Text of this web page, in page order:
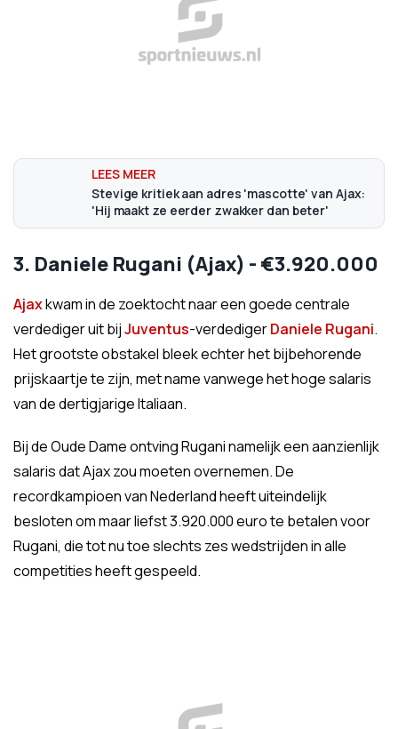
Stevige kritiek aan adres 'mascotte' van Ajax:
'Hij maakt ze eerder zwakker dan beter'
3. Daniele Rugani (Ajax) - €3.920.000
Ajaxkwam in de zoektocht naar een goede centrale
verdediger uit bijJuventus-verdedigerDaniele Rugani.
Het grootste obstakel bleek echter het bijbehorende
prijskaartje te zijn, met name vanwege het hoge salaris
van de dertigjarige Italiaan.
Bij de Oude Dame ontving Rugani namelijk een aanzienlijk
salaris dat Ajax zou moeten overnemen. De
recordkampioen van Nederland heeft uiteindelijk
besloten om maar liefst 3.920.000 euro te betalen voor
Rugani, die tot nu toe slechts zes wedstrijden in alle
competities heeft gespeeld.